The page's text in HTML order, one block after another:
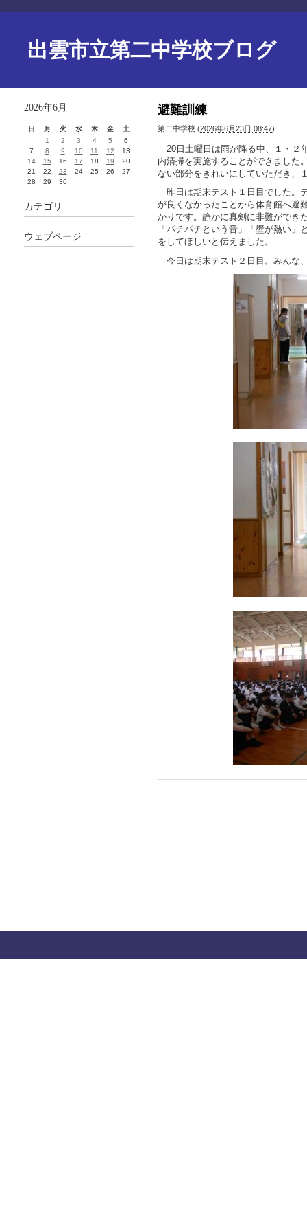
出雲市立第二中学校ブログ
避難訓練
第二中学校 (2026年6月23日 08:47)
20日土曜日は雨が降る中、１・２
内清掃を実施することができました
ない部分をきれいにしていただき、
昨日は期末テスト１日目でした。
が良くなかったことから体育館へ避
かりです。静かに真剣に非難ができ
「パチパチという音」「壁が熱い
をしてほしいと伝えました。
今日は期末テスト２日目。みんな
2026年6月
日 月 火 水 木 金
土
1
2 3 4 5
6
7
8 9 10 11 12
13
14
15 16 17 18 19
20
21
22 23 24 25 26
27
28
29 30
カテゴリ
ウェブページ